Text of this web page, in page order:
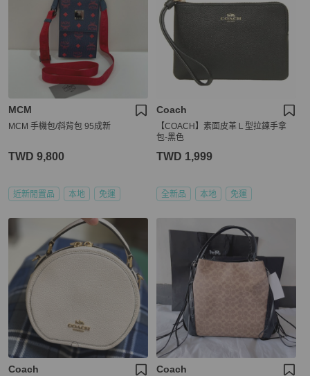
MCM
MCM 手機包/斜背包 95成新
TWD 9,800
近新閒置品 本地 免運
Coach
【COACH】素面皮革Ｌ型拉鍊手拿
包-黑色
TWD 1,999
全新品 本地 免運
Coach Coach